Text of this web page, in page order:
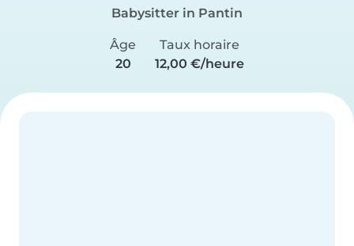
Babysitter in Pantin
Âge
20
Taux horaire
12,00 €/heure